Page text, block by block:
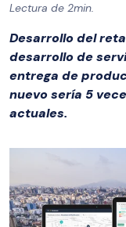
Lectura de 2min.
Desarrollo del
desarrollo de
entrega de
nuevo sería 5
actuales.